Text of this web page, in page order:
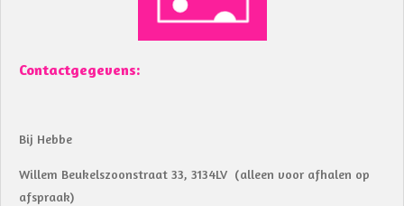
Contactgegevens:
Bij Hebbe
Willem Beukelszoonstraat 33, 3134LV (alleen voor afhalen op
afspraak)